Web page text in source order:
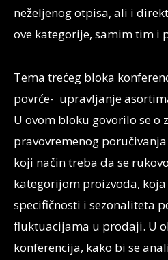
neželjenog otpisa, ali i
ove kategorije, samim tim i
Tema trećeg bloka
povrće- upravljanje
U ovom bloku govorilo se o
pravovremenog
koji način treba da se
kategorijom proizvoda, koja
specifičnosti i sezonaliteta
fluktuacijama u prodaji. U
konferencija, kako bi se